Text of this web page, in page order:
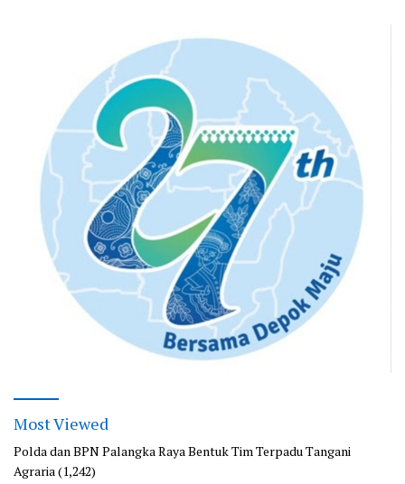
Most Viewed
Polda dan BPN Palangka Raya Bentuk Tim Terpadu Tangani
Agraria(1,242)